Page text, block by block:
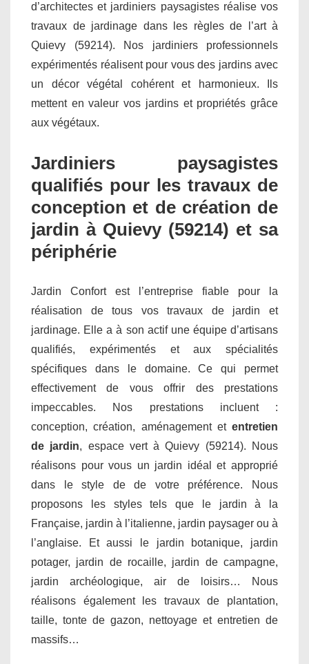
d’architectes et jardiniers paysagistes réalise vos
travaux de jardinage dans les règles de l’art à
Quievy (59214). Nos jardiniers professionnels
expérimentés réalisent pour vous des jardins avec
un décor végétal cohérent et harmonieux. Ils
mettent en valeur vos jardins et propriétés grâce
aux végétaux.
Jardiniers paysagistes
qualifiés pour les travaux de
conception et de création de
jardin à Quievy (59214) et sa
périphérie
Jardin Confort est l’entreprise fiable pour la
réalisation de tous vos travaux de jardin et
jardinage. Elle a à son actif une équipe d’artisans
qualifiés, expérimentés et aux spécialités
spécifiques dans le domaine. Ce qui permet
effectivement de vous offrir des prestations
impeccables. Nos prestations incluent :
conception, création, aménagement et entretien
de jardin, espace vert à Quievy (59214). Nous
réalisons pour vous un jardin idéal et approprié
dans le style de de votre préférence. Nous
proposons les styles tels que le jardin à la
Française, jardin à l’italienne, jardin paysager ou à
l’anglaise. Et aussi le jardin botanique, jardin
potager, jardin de rocaille, jardin de campagne,
jardin archéologique, air de loisirs… Nous
réalisons également les travaux de plantation,
taille, tonte de gazon, nettoyage et entretien de
massifs…